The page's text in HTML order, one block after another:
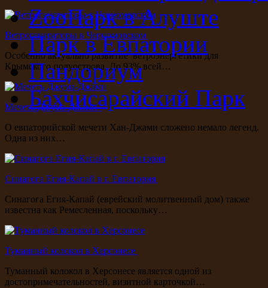
Ветрогенераторы в Черноморском
Особенно актуально развитие ветроэнергетики для
Крымского полуострова. До 93% всей…
Мечеть Джума-Джами
О евпаторийской мечети Хан-Джами сложено немало легенд.
Одна из них…
Синагога Егия-Капай в г. Евпатория
Синагога Егия-Капай (еврейский молитвенный дом) также
известна как Ремесленная, поскольку…
Туманный колокол в Херсонесе
Туманный колокол в Херсонесе является одной из
достопримечательностей, визитной карточкой…
ZooПарк в Алуште
Парк в Евпатории
Пандориум
Бахчисарайский Парк